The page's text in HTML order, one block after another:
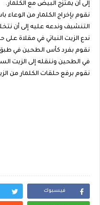
إلى أن يمتزج البيض مع الكلمار.
نقوم بإخراج الكلمار من
التنشيف وندعه عليه إلى أن
ندع الزيت النباتي في مقلاة
نقوم بفرد كأس الطحين في
في الطحين وننقله إلى الزيت
نقوم برفع حلقات الكلمار من
فيسبوك